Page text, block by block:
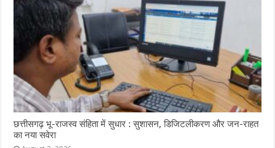
छत्तीसगढ़ भू-राजस्व संहिता में सुधार : सुशासन, डिजिटलीकरण और जन-राहत
का नया सवेरा